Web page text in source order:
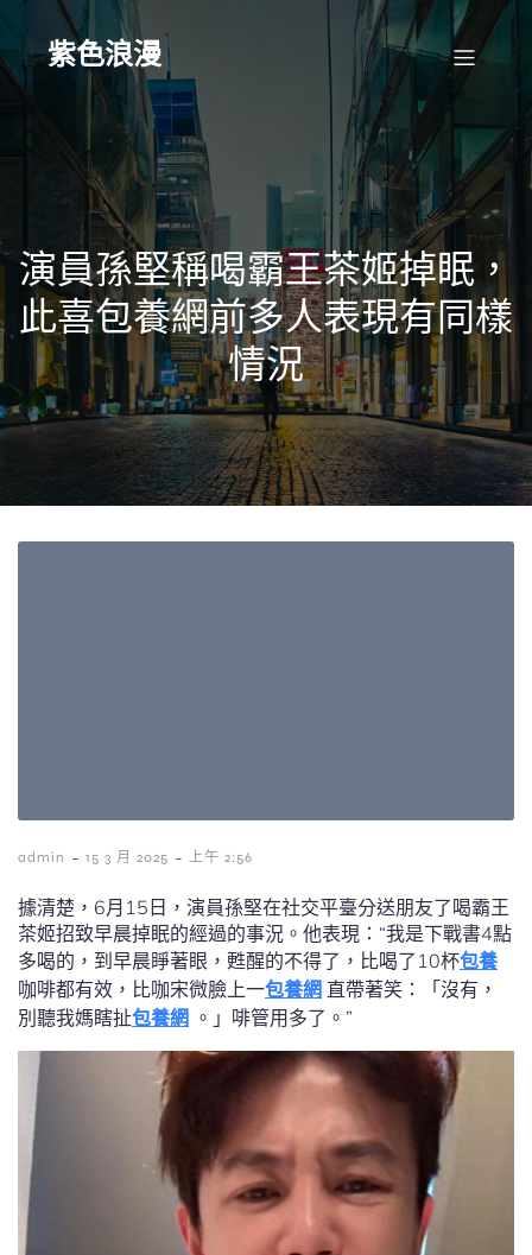
Skip
content紫色浪漫
演員孫堅稱喝霸王茶姬掉眠，
此喜包養網前多人表現有同樣
情況
admin - 15 3 月 2025 - 上午 2:56
據清楚，6月15日，演員孫堅在社交平臺分送朋友了喝霸王
茶姬招致早晨掉眠的經過的事況。他表現：“我是下戰書4點
多喝的，到早晨睜著眼，甦醒的不得了，比喝了10杯包養
咖啡都有效，比咖宋微臉上一包養網 直帶著笑：「沒有，
別聽我媽瞎扯包養網 。」啡管用多了。”